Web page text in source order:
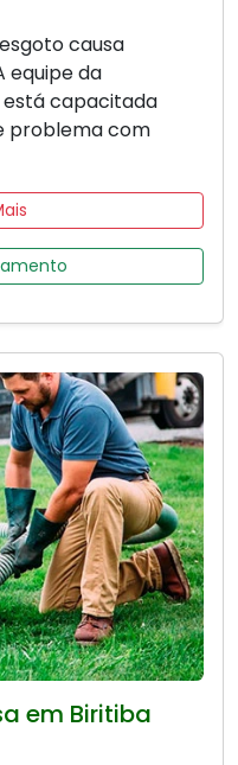
causa
equipe da
está capacitada
problema com
em Biritiba